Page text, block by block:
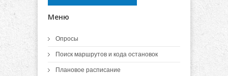
Меню
Опросы
Поиск маршрутов и кода остановок
Плановое расписание